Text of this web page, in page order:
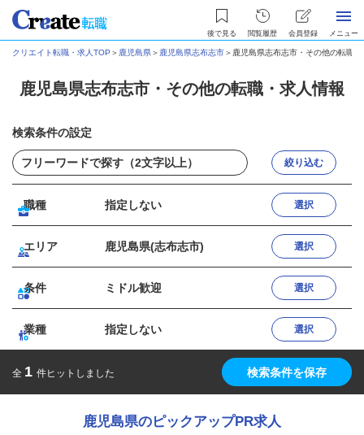
後で見る 閲覧履歴 会員登録 メニュー
クリエイト転職・求人TOP ＞ 鹿児島県＞ 鹿児島県志布志市＞ 鹿児島県志布志市・その他の転職
鹿児島県志布志市・その他の転職・求人情報
検索条件の設定
絞り込む
職種 指定しない 選択
エリア 鹿児島県(志布志市) 選択
条件 ミドル歓迎 選択
業種 指定しない 選択
全 1 件ヒットしました 検索条件を保存
鹿児島県のピックアップPR求人